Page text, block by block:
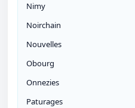
Nimy
Noirchain
Nouvelles
Obourg
Onnezies
Paturages